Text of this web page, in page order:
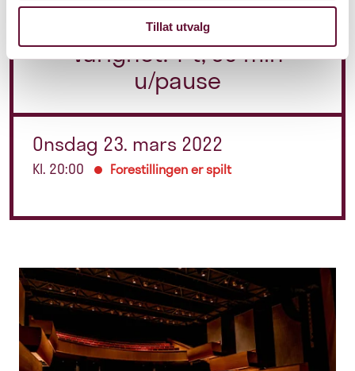
Tillat utvalg
Varighet: 1 t, 30 min
u/pause
Onsdag 23. mars 2022
Kl. 20:00 Forestillingen er spilt